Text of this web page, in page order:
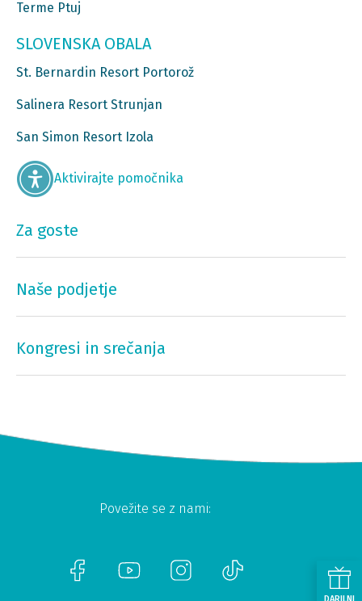
Terme Ptuj
SLOVENSKA OBALA
St. Bernardin Resort Portorož
Salinera Resort Strunjan
San Simon Resort Izola
Aktivirajte pomočnika
Za goste
Naše podjetje
Kongresi in srečanja
Povežite se z nami: